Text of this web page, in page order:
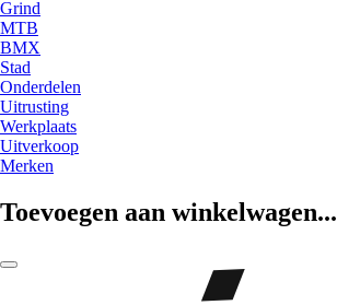
Grind
MTB
BMX
Stad
Onderdelen
Uitrusting
Werkplaats
Uitverkoop
Merken
Toevoegen aan winkelwagen...